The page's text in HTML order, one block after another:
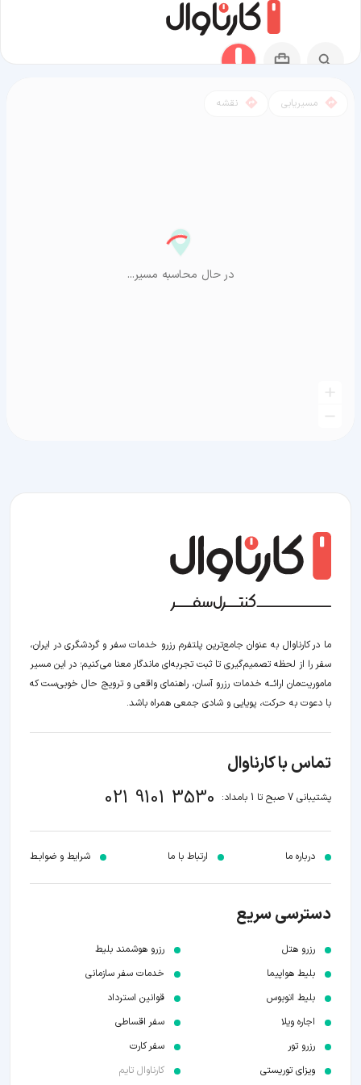
مسیریابی نقشه
در حال محاسبه مسیر...
ما در کارناوال به عنوان جامع‌ترین پلتفرم رزرو خدمات سفر و گردشگری در ایران،
سفر را از لحظه‌ تصمیم‌گیری تا ثبت تجربه‌ای ماندگار معنا می‌کنیم؛ در این مسیر‍
ماموریت‌مان اراﺋــﻪ خدمات رزرو آسان، راهنمای واقعی و ترویج حال خوبی‌ست که
با دعوت به حرکت، پویایی و شادی جمعی همراه باشد.
تماس با کارناوال
پشتیبانی 7 صبح تا 1 بامداد: 021 9101 3530
درباره ما ارتباط با ما شرایط و ضوابـط
دسترسی سریع
رزرو هتل
بلیط هواپیما
بلیط اتوبوس
اجاره ویلا
رزرو تور
ویزای توریستی
رزرو هوشمند بلیط
خدمات سفر سازمانی
قوانین استرداد
سفر اقساطی
سفر کارت
کارناوال تایم